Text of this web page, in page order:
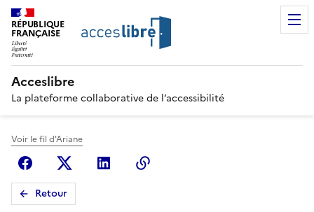
RÉPUBLIQUE
FRANÇAISE
Acceslibre
La plateforme collaborative de l’accessibilité
Voir le fil d'Ariane
FacebookX (anciennement Twitter)
Linkedin
Retour